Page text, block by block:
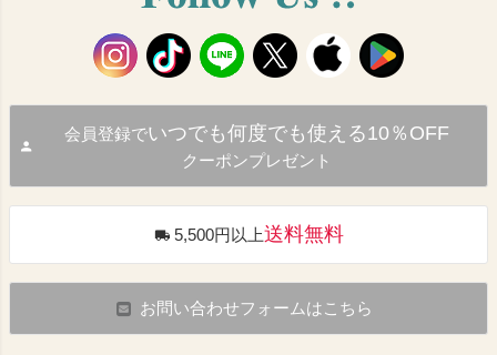
会員登録でいつでも何度でも使える10％OFF
クーポンプレゼント
5,500円以上送料無料
お問い合わせフォームはこちら